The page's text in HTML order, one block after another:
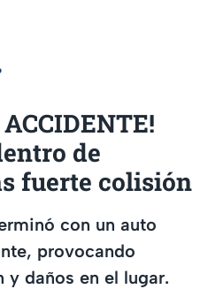
de
fuerte colisión
con un auto
provocando
y daños en el lugar.